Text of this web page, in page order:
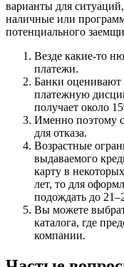
варианты для
наличные или
потенциального
Везде какие-то
платежи.
Банки оценивают
платежную
получает около
Именно поэтому
для отказа.
Возрастные
выдаваемого
карту в
лет, то для
подождать до
Вы можете
каталога, где
компании.